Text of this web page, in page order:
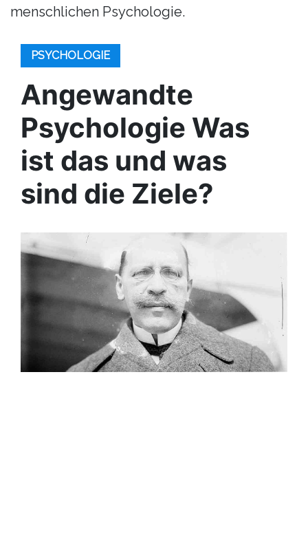
menschlichen Psychologie.
PSYCHOLOGIE
Angewandte
Psychologie Was
ist das und was
sind die Ziele?